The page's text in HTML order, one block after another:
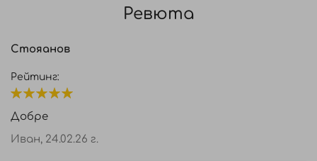
Tricogen от същата серия. Като използвате
корените. Масажирайте няколко минути, а след
това оформете прическата по Ваш избор. Не
изплаквайте. Правете процедурата 2-3 пъти
седмично. След подобрение може да се ползва 1
път седмично.
Ревюта
Стояанов
Рейтинг:
Добре
Иван, 24.02.26 г.